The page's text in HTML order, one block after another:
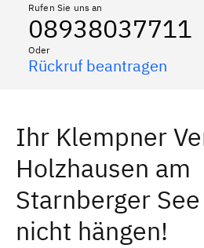
Rufen Sie uns an
08938037711
Oder
Rückruf beantragen
Ihr Klempner
Holzhausen am
Starnberger
nicht hängen!